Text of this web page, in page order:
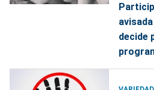
decide